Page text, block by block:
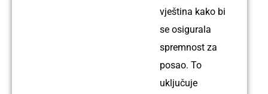
ARC
postupkom
Iskustvo:
20
godina
vještina kako bi
se osigurala
spremnost za
posao. To
uključuje